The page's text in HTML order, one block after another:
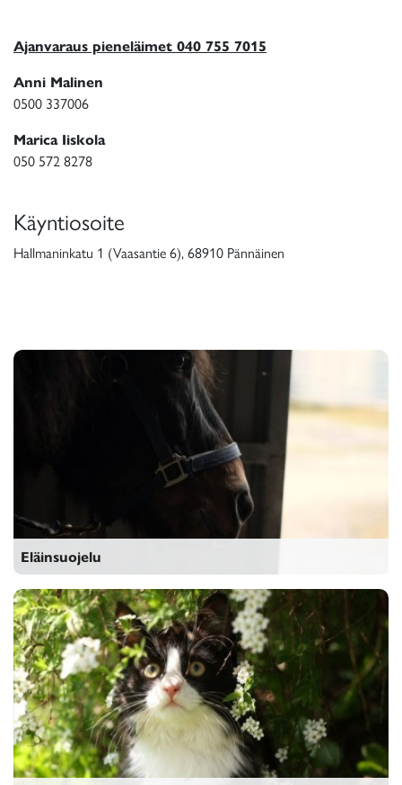
Ajanvaraus pieneläimet 040 755 7015
Anni Malinen
0500 337006
Marica Iiskola
050 572 8278
Käyntiosoite
Hallmaninkatu 1 (Vaasantie 6), 68910 Pännäinen
Eläinsuojelu